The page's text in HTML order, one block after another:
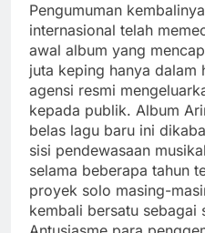
Pengumuman
internasional telah
awal album yang
juta keping hanya dalam
agensi resmi
kepada publik. Album
belas lagu baru ini
sisi pendewasaan
selama beberapa tahun
proyek solo masing-
kembali bersatu sebagai